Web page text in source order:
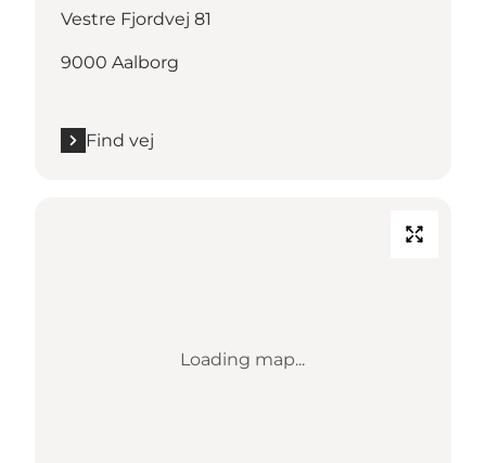
Vestre Fjordvej 81
9000 Aalborg
Find vej
Loading map...